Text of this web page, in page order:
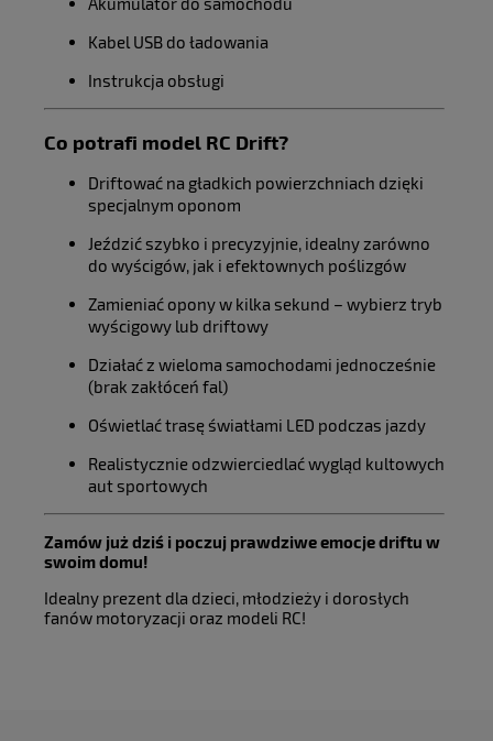
Kabel USB do ładowania
Instrukcja obsługi
Co potrafi model RC Drift?
Driftować na gładkich powierzchniach dzięki
specjalnym oponom
Jeździć szybko i precyzyjnie, idealny zarówno
do wyścigów, jak i efektownych poślizgów
Zamieniać opony w kilka sekund – wybierz tryb
wyścigowy lub driftowy
Działać z wieloma samochodami jednocześnie
(brak zakłóceń fal)
Oświetlać trasę światłami LED podczas jazdy
Realistycznie odzwierciedlać wygląd kultowych
aut sportowych
Zamów już dziś i poczuj prawdziwe emocje driftu w
swoim domu!
Idealny prezent dla dzieci, młodzieży i dorosłych
fanów motoryzacji oraz modeli RC!